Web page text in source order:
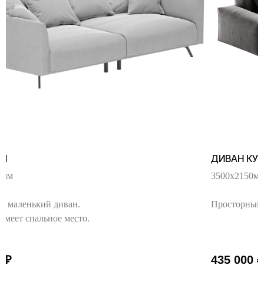
маленький диван.
спальное место.
₽
ДИВАН
Просторный
435 000 ₽